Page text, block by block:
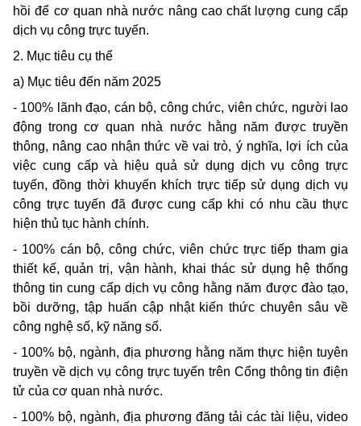
hồi để cơ quan nhà nước nâng cao chất lượng cung cấp
dịch vụ công trực tuyến.
2. Mục tiêu cụ thể
a) Mục tiêu đến năm 2025
- 100% lãnh đạo, cán bộ, công chức, viên chức, người lao
động trong cơ quan nhà nước hằng năm được truyền
thông, nâng cao nhận thức về vai trò, ý nghĩa, lợi ích của
việc cung cấp và hiệu quả sử dụng dịch vụ công trực
tuyến, đồng thời khuyến khích trực tiếp sử dụng dịch vụ
công trực tuyến đã được cung cấp khi có nhu cầu thực
hiện thủ tục hành chính.
- 100% cán bộ, công chức, viên chức trực tiếp tham gia
thiết kế, quản trị, vận hành, khai thác sử dụng hệ thống
thông tin cung cấp dịch vụ công hằng năm được đào tạo,
bồi dưỡng, tập huấn cập nhật kiến thức chuyên sâu về
công nghệ số, kỹ năng số.
- 100% bộ, ngành, địa phương hằng năm thực hiện tuyên
truyền về dịch vụ công trực tuyến trên Cổng thông tin điện
tử của cơ quan nhà nước.
- 100% bộ, ngành, địa phương đăng tải các tài liệu, video